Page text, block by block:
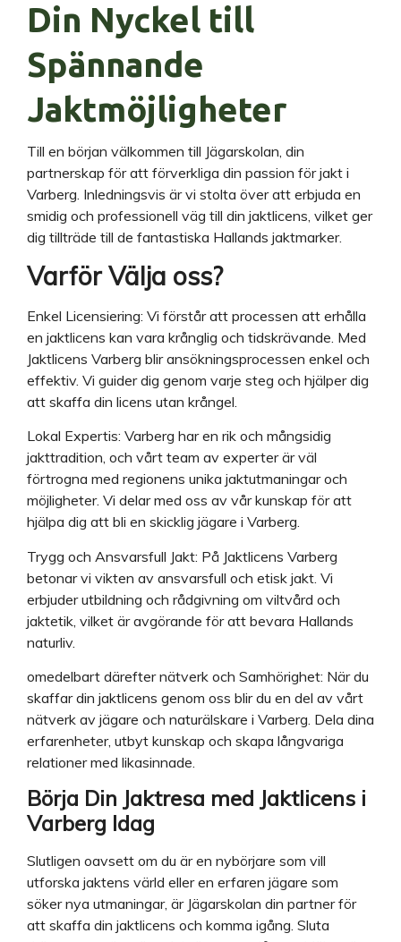
Din Nyckel till
Spännande
Jaktmöjligheter
Till en början välkommen till Jägarskolan, din
partnerskap för att förverkliga din passion för jakt i
Varberg. Inledningsvis är vi stolta över att erbjuda en
smidig och professionell väg till din jaktlicens, vilket ger
dig tillträde till de fantastiska Hallands jaktmarker.
Varför Välja oss?
Enkel Licensiering: Vi förstår att processen att erhålla
en jaktlicens kan vara krånglig och tidskrävande. Med
Jaktlicens Varberg blir ansökningsprocessen enkel och
effektiv. Vi guider dig genom varje steg och hjälper dig
att skaffa din licens utan krångel.
Lokal Expertis: Varberg har en rik och mångsidig
jakttradition, och vårt team av experter är väl
förtrogna med regionens unika jaktutmaningar och
möjligheter. Vi delar med oss av vår kunskap för att
hjälpa dig att bli en skicklig jägare i Varberg.
Trygg och Ansvarsfull Jakt: På Jaktlicens Varberg
betonar vi vikten av ansvarsfull och etisk jakt. Vi
erbjuder utbildning och rådgivning om viltvård och
jaktetik, vilket är avgörande för att bevara Hallands
naturliv.
omedelbart därefter nätverk och Samhörighet: När du
skaffar din jaktlicens genom oss blir du en del av vårt
nätverk av jägare och naturälskare i Varberg. Dela dina
erfarenheter, utbyt kunskap och skapa långvariga
relationer med likasinnade.
Börja Din Jaktresa med Jaktlicens i
Varberg Idag
Slutligen oavsett om du är en nybörjare som vill
utforska jaktens värld eller en erfaren jägare som
söker nya utmaningar, är Jägarskolan din partner för
att skaffa din jaktlicens och komma igång. Sluta